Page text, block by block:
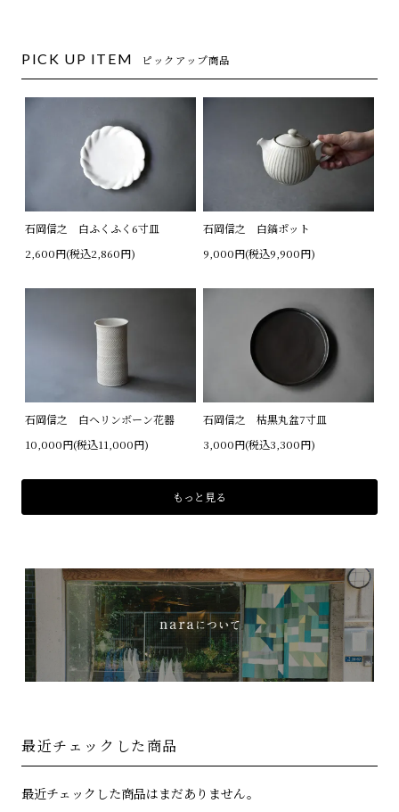
PICK UP ITEM ピックアップ商品
石岡信之 白ふくふく6寸皿
2,600円(税込2,860円)
石岡信之 白鎬ポット
9,000円(税込9,900円)
石岡信之 白ヘリンボーン花器
10,000円(税込11,000円)
石岡信之 枯黒丸盆7寸皿
3,000円(税込3,300円)
もっと見る
最近チェックした商品
最近チェックした商品はまだありません。